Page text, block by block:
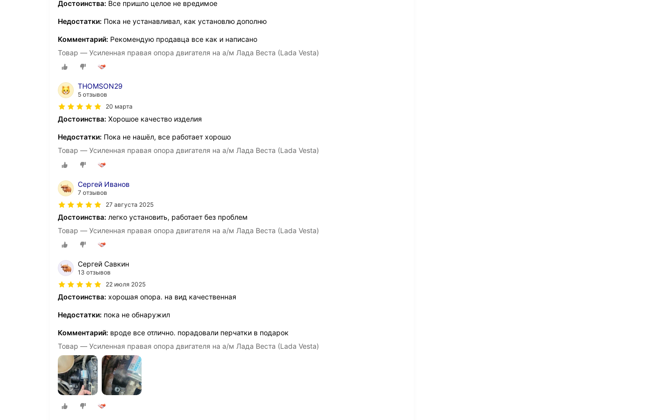
Достоинства: Все пришло целое не вредимое
Недостатки: Пока не устанавливал, как установлю дополню
Комментарий: Рекомендую продавца все как и написано
Товар — Усиленная правая опора двигателя на а/м Лада Веста (Lada Vesta)
THOMSON29
5 отзывов
20 марта
Достоинства: Хорошое качество изделия
Недостатки: Пока не нашёл, все работает хорошо
Товар — Усиленная правая опора двигателя на а/м Лада Веста (Lada Vesta)
Сергей Иванов
7 отзывов
27 августа 2025
Достоинства: легко установить, работает без проблем
Товар — Усиленная правая опора двигателя на а/м Лада Веста (Lada Vesta)
Сергей Савкин
13 отзывов
22 июля 2025
Достоинства: хорошая опора. на вид качественная
Недостатки: пока не обнаружил
Комментарий: вроде все отлично. порадовали перчатки в подарок
Товар — Усиленная правая опора двигателя на а/м Лада Веста (Lada Vesta)